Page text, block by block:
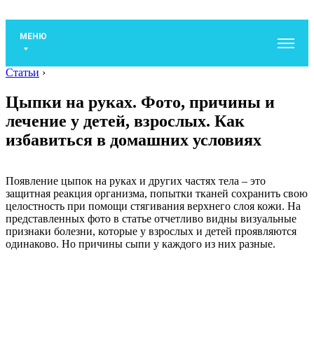
МЕНЮ
Статьи ›
Цыпки на руках. Фото, причины и
лечение у детей, взрослых. Как
избавиться в домашних условиях
Появление цыпок на руках и других частях тела – это
защитная реакция организма, попытки тканей сохранить свою
целостность при помощи стягивания верхнего слоя кожи. На
представленных фото в статье отчетливо видны визуальные
признаки болезни, которые у взрослых и детей проявляются
одинаково. Но причины сыпи у каждого из них разные.